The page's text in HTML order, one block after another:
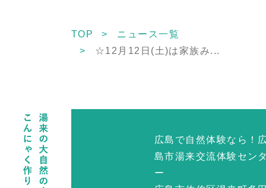
TOP
ニュース一覧
☆12月12日(土)は家族み...
広島で自然体験なら！
島市湯来交流体験セン
ー